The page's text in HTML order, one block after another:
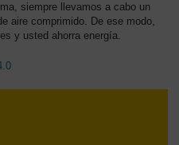
siempre llevamos a cabo un
aire comprimido. De ese modo,
y usted ahorra energía.